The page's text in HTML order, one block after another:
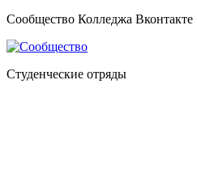
Сообщество Колледжа Вконтакте
Студенческие отряды